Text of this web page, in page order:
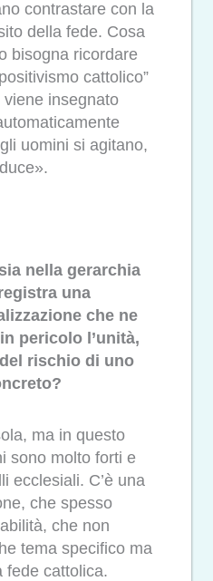
contrastare con la
della fede. Cosa
bisogna ricordare
cattolico”
insegnato
uomini si agitano,
nella gerarchia
una
che ne
pericolo l’unità,
rischio di uno
ma in questo
sono molto forti e
ecclesiali. C’è una
che spesso
che non
tema specifico ma
fede cattolica.